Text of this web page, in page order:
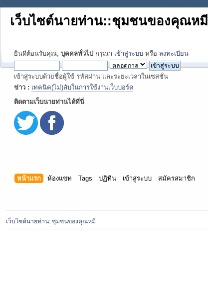
เว็บไซต์นายท่าน::ชุมชนของคุณหมี
ยินดีต้อนรับคุณ, บุคคลทั่วไป กรุณา เข้าสู่ระบบ หรือ ลงทะเบียน
เข้าสู่ระบบด้วยชื่อผู้ใช้ รหัสผ่าน และระยะเวลาในเซสชั่น
ข่าว : เทคนิค(ไม่)ลับในการใช้งานเว็บบอร์ด
ติดตามเว็บนายท่านได้ที่นี่
หน้าแรก ห้องแชท Tags ปฏิทิน เข้าสู่ระบบ สมัครสมาชิก
เว็บไซต์นายท่าน::ชุมชนของคุณหมี